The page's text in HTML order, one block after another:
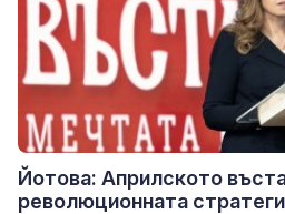
Йотова: Априлското
революционната